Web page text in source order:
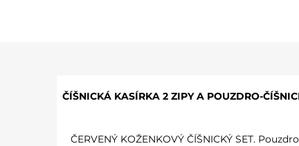
ČÍŠNICKÁ KASÍRKA 2 ZIPY A POUZDRO-
ČERVENÝ KOŽENKOVÝ ČÍŠNICKÝ SET.